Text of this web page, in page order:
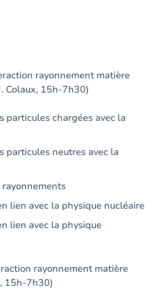
rayonnement matière
Colaux, 15h-7h30)
particules chargées avec la
particules neutres avec la
lien avec la physique nucléaire
lien avec la physique
rayonnement matière
15h-7h30)